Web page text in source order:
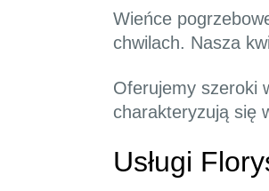
Wieńce
chwilach. Nasza
Oferujemy szeroki
charakteryzują się
Usługi